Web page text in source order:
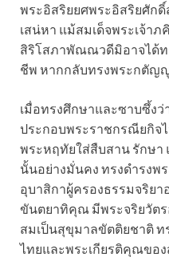
พระอิสริยยศพระอิสริยศัก
เสน่หา แม้สมเด็จพระเจ้าภ
สิริโสภาพัณณวดีมิอาจได้
ชีพ หากกลับทรงพระกตัญ
เมื่อทรงศึกษาและซาบซึ้ง
ประกอบพระราชกรณียกิจไ
พระหฤทัยใส่สืบสาน รักษา
นั้นอย่างมั่นคง ทรงดำรงพ
อุบาสิกาผู้ครองธรรมจริยา
ขันตยาทิคุณ มีพระจริยวัต
สมเป็นสุขุมาลขัตติยชาติ ท
ไทยและพระเกียรติคุณขอ